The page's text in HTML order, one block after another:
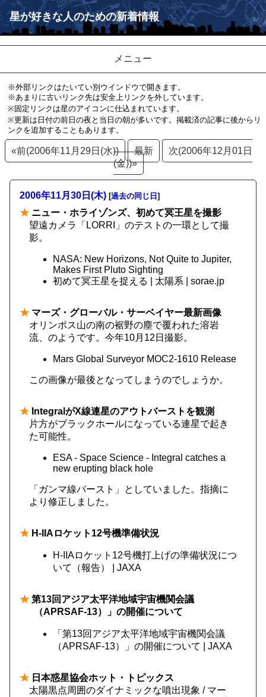
星が好きな人のための新着情報
メニュー
※外部リンクはたいてい別ウインドウで開きます。
※あまりに古いリンク先は安全上リンクを外しています。
※固定リンクは星のアイコンに仕込まれています。
※更新は日付の前日の夜と当日の朝が多いです。掲載済の記事に後からリ
ンクを追加することもあります。
«前(2006年11月29日(水)) 最新
次(2006年12月01日
(金))»
2006年11月30日(木) [過去の同じ日 ]
★ ニュー・ホライゾンズ、初めて冥王星を撮影
望遠カメラ「LORRI」のテストの一環として撮
影。
NASA: New Horizons, Not Quite to Jupiter,
Makes First Pluto Sighting
初めて冥王星を捉える | 太陽系 | sorae.jp
★ マーズ・グローバル・サーベイヤー最新画像
オリンポス山の南の裾野の塵で覆われた溶岩
流、のようです。今年10月12日撮影。
Mars Global Surveyor MOC2-1610 Release
この画像が最後となってしまうのでしょうか。
★ IntegralがX線連星のアウトバーストを観測
片方がブラックホールになっている連星で起き
た可能性。
ESA - Space Science - Integral catches a
new erupting black hole
「ガンマ線バースト」としていました。指摘に
より修正しました。
★ H-IIAロケット12号機準備状況
H-IIAロケット12号機打上げの準備状況につ
いて（報告） | JAXA
★ 第13回アジア太平洋地域宇宙機関会議
（APRSAF-13）」の開催について
「第13回アジア太平洋地域宇宙機関会議
（APRSAF-13）」の開催について | JAXA
★ 日本惑星協会ホット・トピックス
太陽黒点周囲のダイナミックな噴出現象 / マー